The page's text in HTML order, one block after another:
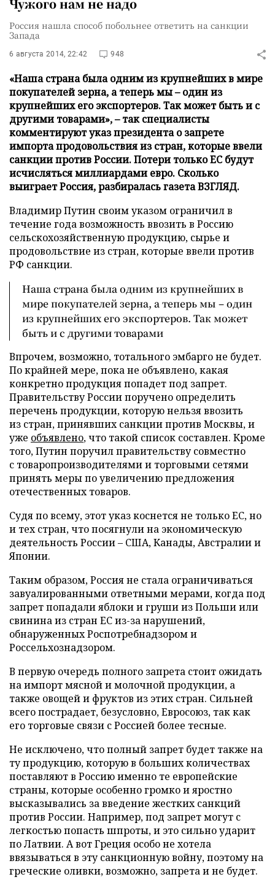
Чужого нам не надо
Россия нашла способ побольнее ответить на санкции
Запада
6 августа 2014, 22:42 948
«Наша страна была одним из крупнейших в мире
покупателей зерна, а теперь мы – один из
крупнейших его экспортеров. Так может быть и с
другими товарами», – так специалисты
комментируют указ президента о запрете
импорта продовольствия из стран, которые ввели
санкции против России. Потери только ЕС будут
исчисляться миллиардами евро. Сколько
выиграет Россия, разбиралась газета ВЗГЛЯД.
Владимир Путин своим указом ограничил в
течение года возможность ввозить в Россию
сельскохозяйственную продукцию, сырье и
продовольствие из стран, которые ввели против
РФ санкции.
Наша страна была одним из крупнейших в
мире покупателей зерна, а теперь мы – один
из крупнейших его экспортеров. Так может
быть и с другими товарами
Впрочем, возможно, тотального эмбарго не будет.
По крайней мере, пока не объявлено, какая
конкретно продукция попадет под запрет.
Правительству России поручено определить
перечень продукции, которую нельзя ввозить
из стран, принявших санкции против Москвы, и
уже объявлено, что такой список составлен. Кроме
того, Путин поручил правительству совместно
с товаропроизводителями и торговыми сетями
принять меры по увеличению предложения
отечественных товаров.
Судя по всему, этот указ коснется не только ЕС, но
и тех стран, что посягнули на экономическую
деятельность России – США, Канады, Австралии и
Японии.
Таким образом, Россия не стала ограничиваться
завуалированными ответными мерами, когда под
запрет попадали яблоки и груши из Польши или
свинина из стран ЕС из-за нарушений,
обнаруженных Роспотребнадзором и
Россельхознадзором.
В первую очередь полного запрета стоит ожидать
на импорт мясной и молочной продукции, а
также овощей и фруктов из этих стран. Сильней
всего пострадает, безусловно, Евросоюз, так как
его торговые связи с Россией более тесные.
Не исключено, что полный запрет будет также на
ту продукцию, которую в больших количествах
поставляют в Россию именно те европейские
страны, которые особенно громко и яростно
высказывались за введение жестких санкций
против России. Например, под запрет могут с
легкостью попасть шпроты, и это сильно ударит
по Латвии. А вот Греция особо не хотела
ввязываться в эту санкционную войну, поэтому на
греческие оливки, возможно, запрета и не будет.